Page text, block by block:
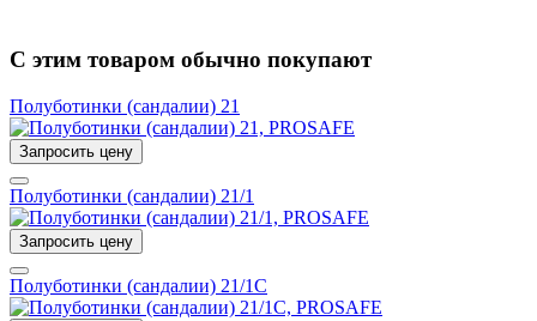
С этим товаром обычно покупают
Полуботинки (сандалии) 21
Запросить цену
Полуботинки (сандалии) 21/1
Запросить цену
Полуботинки (сандалии) 21/1С